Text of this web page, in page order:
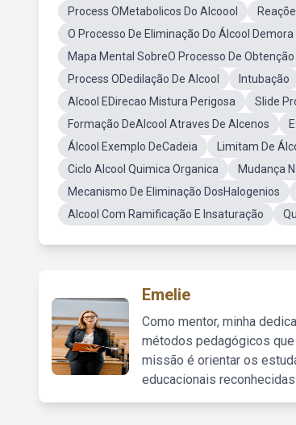
Process OMetabolicos Do Alcoool
O Processo De Eliminação Do Álcool Demora
Mapa Mental SobreO Processo De Obtenção
Process ODedilação De Alcool
Intubação
Alcool EDirecao Mistura Perigosa
Slide
Formação DeAlcool Atraves De Alcenos
Álcool Exemplo DeCadeia
Limitam De
Ciclo Alcool Quimica Organica
Mudança
Mecanismo De Eliminação DosHalogenios
Alcool Com Ramificação E Insaturação
Emelie
Como mentor, minha
métodos pedagógicos
missão é orientar os
educacionais